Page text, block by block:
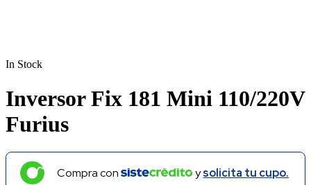
In Stock
Inversor Fix 181 Mini 110/220V
Furius
Compra con ysolicita tu cupo.